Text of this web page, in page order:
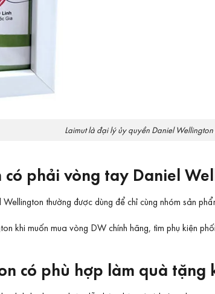
Laimut là đại lý ủy quyền Daniel
phải vòng tay Daniel
thường được dùng để chỉ cùng nhóm sản
khi muốn mua vòng DW chính hãng, tìm phụ kiện
có phù hợp làm quà tặng